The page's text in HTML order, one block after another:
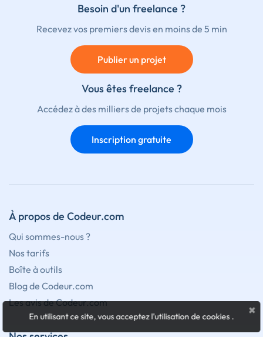
Besoin d'un freelance ?
Recevez vos premiers devis en moins de 5 min
Publier un projet
Vous êtes freelance ?
Accédez à des milliers de projets chaque mois
Inscription gratuite
À propos de Codeur.com
Qui sommes-nous ?
Nos tarifs
Boîte à outils
Blog de Codeur.com
Les avis de Codeur.com
×
En utilisant ce site, vous acceptez l'utilisation de cookies.